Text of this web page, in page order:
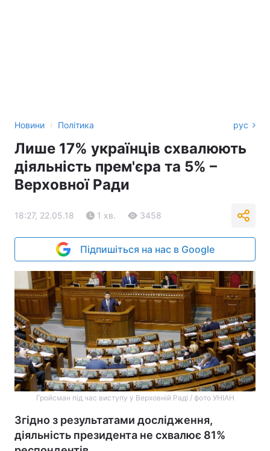
Новини › Політика рус
Лише 17% українців схвалюють
діяльність прем'єра та 5% –
Верховної Ради
18:27, 22.05.18 1 хв. 3458
Підпишіться на нас в Google
Гройсман під час виступу у Верховній Раді / фото УНІАН
Згідно з результатами дослідження,
діяльність президента не схвалює 81%